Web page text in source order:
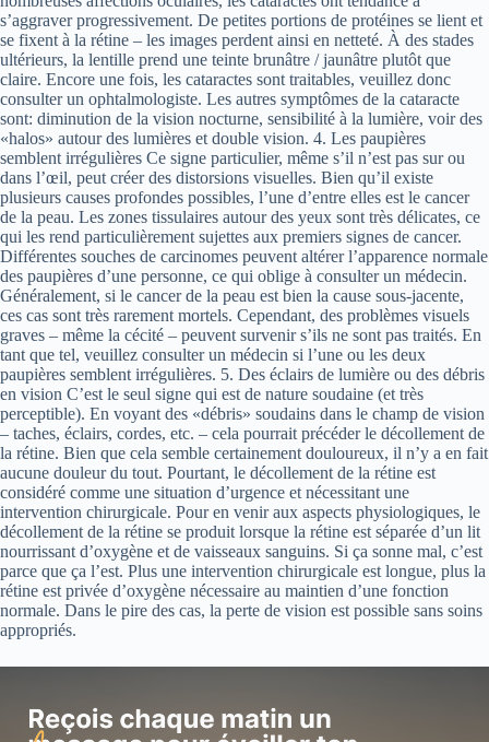
s’aggraver progressivement. De petites portions de protéines se lient et
se fixent à la rétine – les images perdent ainsi en netteté. À des stades
ultérieurs, la lentille prend une teinte brunâtre / jaunâtre plutôt que
claire. Encore une fois, les cataractes sont traitables, veuillez donc
consulter un ophtalmologiste. Les autres symptômes de la cataracte
sont: diminution de la vision nocturne, sensibilité à la lumière, voir des
«halos» autour des lumières et double vision. 4. Les paupières
semblent irrégulières Ce signe particulier, même s’il n’est pas sur ou
dans l’œil, peut créer des distorsions visuelles. Bien qu’il existe
plusieurs causes profondes possibles, l’une d’entre elles est le cancer
de la peau. Les zones tissulaires autour des yeux sont très délicates, ce
qui les rend particulièrement sujettes aux premiers signes de cancer.
Différentes souches de carcinomes peuvent altérer l’apparence normale
des paupières d’une personne, ce qui oblige à consulter un médecin.
Généralement, si le cancer de la peau est bien la cause sous-jacente,
ces cas sont très rarement mortels. Cependant, des problèmes visuels
graves – même la cécité – peuvent survenir s’ils ne sont pas traités. En
tant que tel, veuillez consulter un médecin si l’une ou les deux
paupières semblent irrégulières. 5. Des éclairs de lumière ou des débris
en vision C’est le seul signe qui est de nature soudaine (et très
perceptible). En voyant des «débris» soudains dans le champ de vision
– taches, éclairs, cordes, etc. – cela pourrait précéder le décollement de
la rétine. Bien que cela semble certainement douloureux, il n’y a en fait
aucune douleur du tout. Pourtant, le décollement de la rétine est
considéré comme une situation d’urgence et nécessitant une
intervention chirurgicale. Pour en venir aux aspects physiologiques, le
décollement de la rétine se produit lorsque la rétine est séparée d’un lit
nourrissant d’oxygène et de vaisseaux sanguins. Si ça sonne mal, c’est
parce que ça l’est. Plus une intervention chirurgicale est longue, plus la
rétine est privée d’oxygène nécessaire au maintien d’une fonction
normale. Dans le pire des cas, la perte de vision est possible sans soins
appropriés.